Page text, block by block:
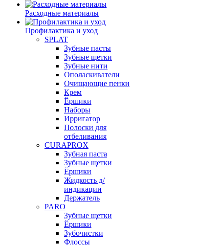
Расходные материалы
Профилактика и уход
SPLAT
Зубные пасты
Зубные щетки
Зубные нити
Ополаскиватели
Очищающие пенки
Крем
Ёршики
Наборы
Ирригатор
Полоски для
отбеливания
CURAPROX
Зубная паста
Зубные щетки
Ёршики
Жидкость д/
индикации
Держатель
PARO
Зубные щетки
Ёршики
Зубочистки
Флоссы